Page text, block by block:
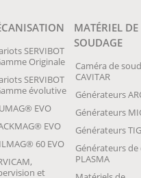
SERVIBOT
Originale
SERVIBOT
évolutive
EVO
EVO
60 EVO
et
MATÉRIEL DE
SOUDAGE
Caméra de
CAVITAR
Générateurs
Générateurs
Générateurs TIG
Générateurs de
PLASMA